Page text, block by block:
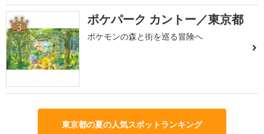
3 ポケパーク カントー／東京都
ポケモンの森と街を巡る冒険へ
東京都の夏の人気スポットランキング